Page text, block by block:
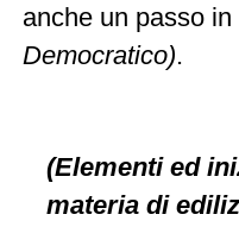
anche un passo
Democratico).
(Elementi ed
materia di